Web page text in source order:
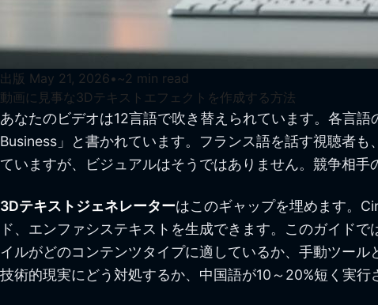
出版 May 21, 2026• ~2 min read
動画に見事な3Dテキストエフェクトを作成する方法
あなたのビデオは12言語で吹き替えられています。各言
Business」と書かれています。フランス語を話す視聴者
ていますが、ビジュアルはそうではありません。競争相
3Dテキストジェネレーターはこのギャップを埋めます。
ド、エンファシステキストを生成できます。このガイド
イルがどのコンテンツタイプに適しているか、手動ツー
技術的現実にどう対処するか、中国語が10～20%短く実行